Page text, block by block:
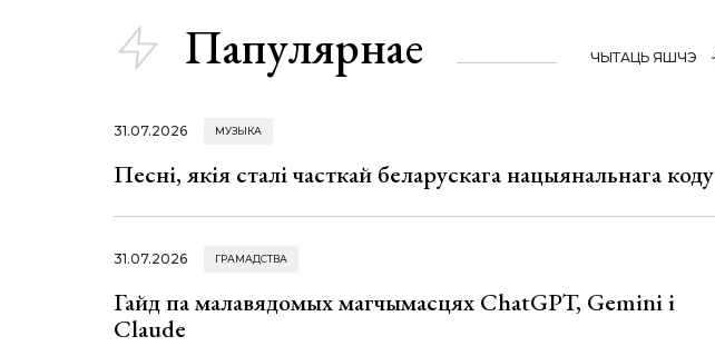
Папулярнае ЧЫТАЦЬ ЯШЧЭ
31.07.2026 МУЗЫКА
Песні, якія сталі часткай беларускага нацыянальнага коду
31.07.2026 ГРАМАДСТВА
Гайд па малавядомых магчымасцях ChatGPT, Gemini і
Claude